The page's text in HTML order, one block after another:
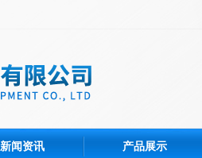
新闻资讯 产品展示